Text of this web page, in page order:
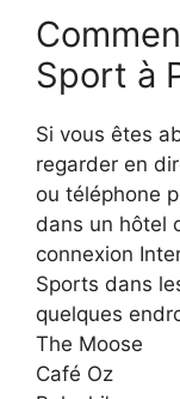
Sport à
Si vous êtes
regarder en
ou téléphone
dans un hôtel
connexion
Sports dans
quelques
The Moose
Café Oz